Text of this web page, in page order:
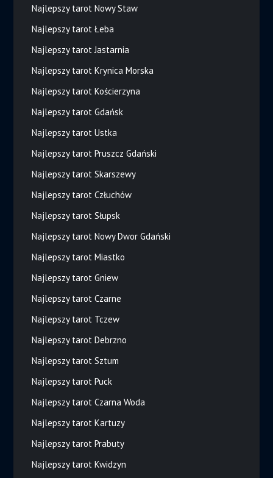
Najlepszy tarot Nowy Staw
Najlepszy tarot Łeba
Najlepszy tarot Jastarnia
Najlepszy tarot Krynica Morska
Najlepszy tarot Kościerzyna
Najlepszy tarot Gdańsk
Najlepszy tarot Ustka
Najlepszy tarot Pruszcz Gdański
Najlepszy tarot Skarszewy
Najlepszy tarot Człuchów
Najlepszy tarot Słupsk
Najlepszy tarot Nowy Dwor Gdański
Najlepszy tarot Miastko
Najlepszy tarot Gniew
Najlepszy tarot Czarne
Najlepszy tarot Tczew
Najlepszy tarot Debrzno
Najlepszy tarot Sztum
Najlepszy tarot Puck
Najlepszy tarot Czarna Woda
Najlepszy tarot Kartuzy
Najlepszy tarot Prabuty
Najlepszy tarot Kwidzyn